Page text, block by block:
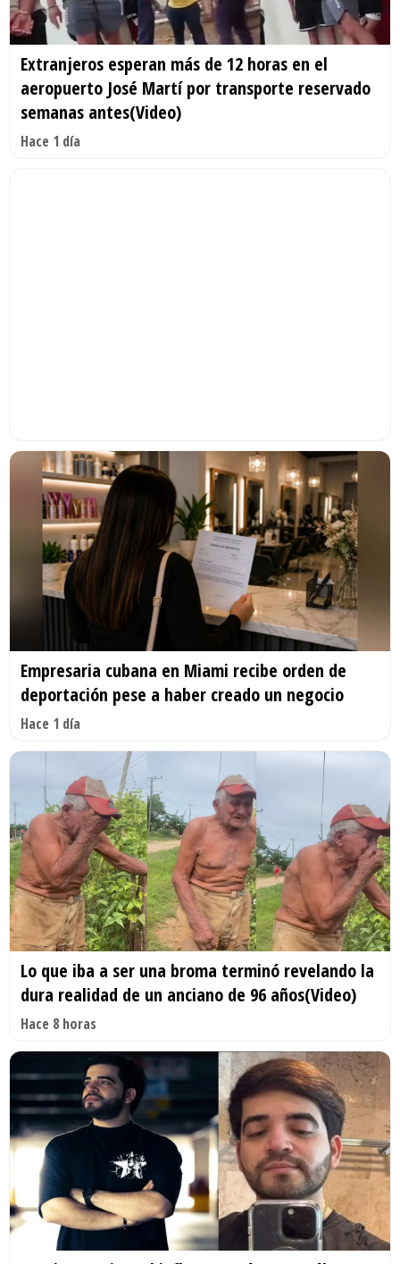
Extranjeros esperan más de 12 horas en el
aeropuerto José Martí por transporte reservado
semanas antes(Video)
Hace 1 día
Empresaria cubana en Miami recibe orden de
deportación pese a haber creado un negocio
Hace 1 día
Lo que iba a ser una broma terminó revelando la
dura realidad de un anciano de 96 años(Video)
Hace 8 horas